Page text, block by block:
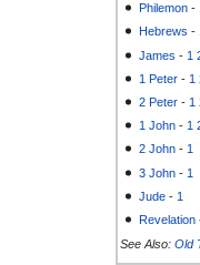
Philemon -
Hebrews -
James - 1
1 Peter - 1
2 Peter - 1
1 John - 1
2 John - 1
3 John - 1
Jude - 1
Revelation
See Also: Old